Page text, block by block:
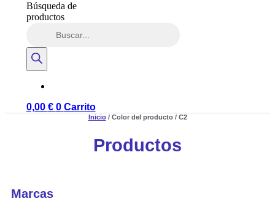
Búsqueda de
productos
0,00 € 0 Carrito
Inicio/ Color del producto / C2
Productos
Marcas